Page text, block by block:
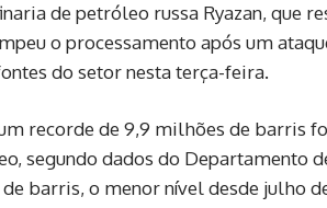
de petróleo russa Ryazan, que
o processamento após um
do setor nesta terça-feira.
recorde de 9,9 milhões de barris
segundo dados do Departamento
barris, o menor nível desde julho